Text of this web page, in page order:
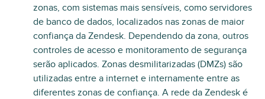
zonas, com sistemas mais sensíveis, como servidores
de banco de dados, localizados nas zonas de maior
confiança da Zendesk. Dependendo da zona, outros
controles de acesso e monitoramento de segurança
serão aplicados. Zonas desmilitarizadas (DMZs) são
utilizadas entre a internet e internamente entre as
diferentes zonas de confiança. A rede da Zendesk é